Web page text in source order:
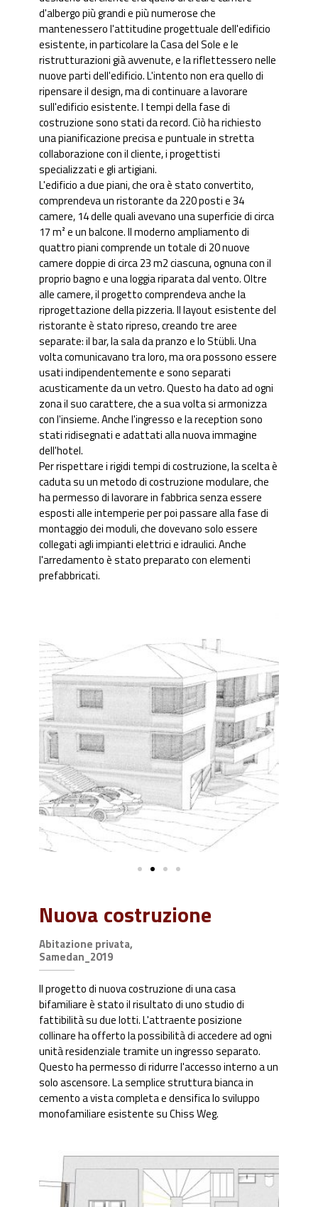
d'albergo più grandi e più numerose che
mantenessero l'attitudine progettuale dell'edificio
esistente, in particolare la Casa del Sole e le
ristrutturazioni già avvenute, e la riflettessero nelle
nuove parti dell'edificio. L'intento non era quello di
ripensare il design, ma di continuare a lavorare
sull'edificio esistente. I tempi della fase di
costruzione sono stati da record. Ciò ha richiesto
una pianificazione precisa e puntuale in stretta
collaborazione con il cliente, i progettisti
specializzati e gli artigiani.
L'edificio a due piani, che ora è stato convertito,
comprendeva un ristorante da 220 posti e 34
camere, 14 delle quali avevano una superficie di circa
17 m² e un balcone. Il moderno ampliamento di
quattro piani comprende un totale di 20 nuove
camere doppie di circa 23 m2 ciascuna, ognuna con il
proprio bagno e una loggia riparata dal vento. Oltre
alle camere, il progetto comprendeva anche la
riprogettazione della pizzeria. Il layout esistente del
ristorante è stato ripreso, creando tre aree
separate: il bar, la sala da pranzo e lo Stübli. Una
volta comunicavano tra loro, ma ora possono essere
usati indipendentemente e sono separati
acusticamente da un vetro. Questo ha dato ad ogni
zona il suo carattere, che a sua volta si armonizza
con l'insieme. Anche l'ingresso e la reception sono
stati ridisegnati e adattati alla nuova immagine
dell'hotel.
Per rispettare i rigidi tempi di costruzione, la scelta è
caduta su un metodo di costruzione modulare, che
ha permesso di lavorare in fabbrica senza essere
esposti alle intemperie per poi passare alla fase di
montaggio dei moduli, che dovevano solo essere
collegati agli impianti elettrici e idraulici. Anche
l'arredamento è stato preparato con elementi
prefabbricati.
Nuova costruzione
Abitazione privata,
Samedan_2019
Il progetto di nuova costruzione di una casa
bifamiliare è stato il risultato di uno studio di
fattibilità su due lotti. L'attraente posizione
collinare ha offerto la possibilità di accedere ad ogni
unità residenziale tramite un ingresso separato.
Questo ha permesso di ridurre l'accesso interno a un
solo ascensore. La semplice struttura bianca in
cemento a vista completa e densifica lo sviluppo
monofamiliare esistente su Chiss Weg.